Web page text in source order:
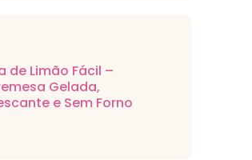
de Limão Fácil –
Gelada,
e Sem Forno